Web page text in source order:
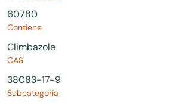
60780
Contiene
Climbazole
CAS
38083-17-9
Subcategoría